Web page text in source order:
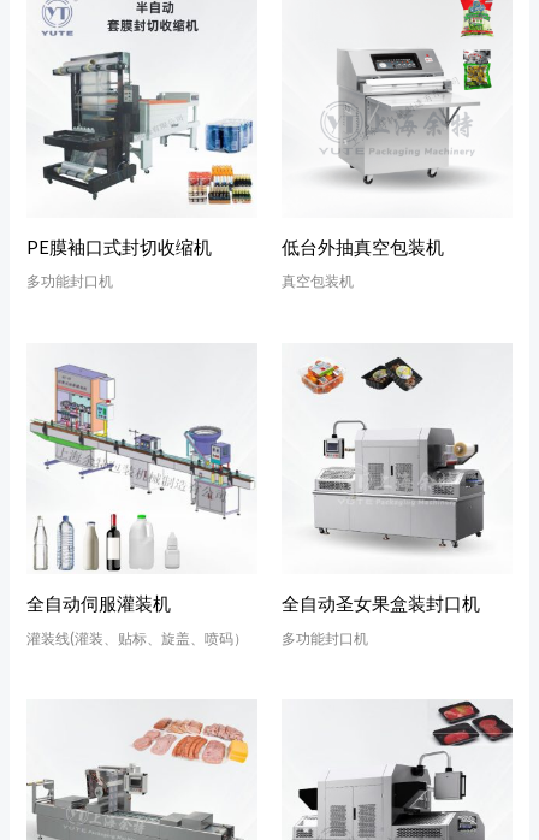
PE膜袖口式封切收缩机
多功能封口机
低台外抽真空包装机
真空包装机
全自动伺服灌装机
灌装线(灌装、贴标、旋盖、喷码）
全自动圣女果盒装封口机
多功能封口机